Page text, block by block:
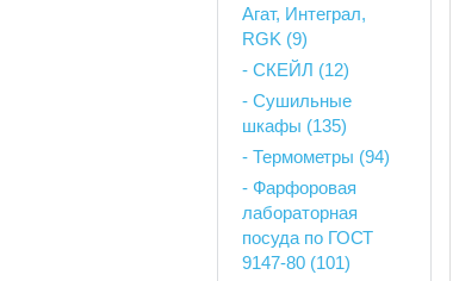
Агат, Интеграл,
RGK (9)
- СКЕЙЛ (12)
- Сушильные
шкафы (135)
- Термометры (94)
- Фарфоровая
лабораторная
посуда по ГОСТ
9147-80 (101)